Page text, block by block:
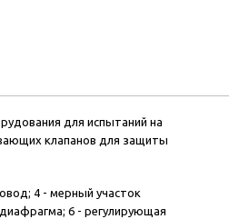
для испытаний на
клапанов для защиты
4 - мерный участок
6 - регулирующая